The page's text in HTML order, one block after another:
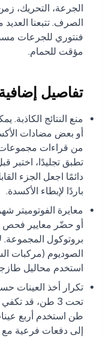
الجرعة، التحريك،
الصرف. تتبعنا
فنتوري للجرعات
مؤقت للحمام.
تفاصيل
منع النتائج
أو بعض مضادات
من قراءات مجموعات
تطبق تجليدًا، اختبر
دائمًا اجعل الجزء
باردًا لإبطاء الأكسدة.
معايرة الفوتوميتر
بروتوكول المجموعة.
الصوديوم (مركبات
استخدم محاليل
تكرار أخذ العينات
إلى دفعات فرعية مع